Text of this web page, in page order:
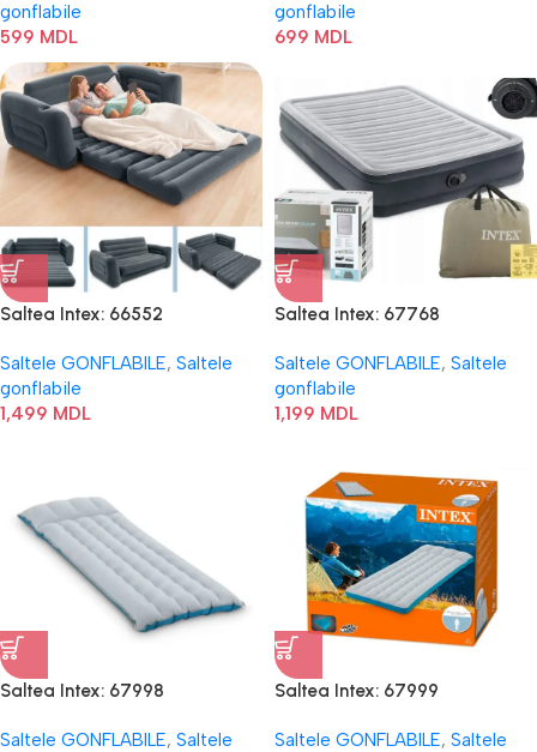
gonflabile
599 MDL
gonflabile
699 MDL
Saltea Intex: 66552
Saltele GONFLABILE, Saltele
gonflabile
1,499 MDL
Saltea Intex: 67768
Saltele GONFLABILE, Saltele
gonflabile
1,199 MDL
Saltea Intex: 67998
Saltele GONFLABILE, Saltele
Saltea Intex: 67999
Saltele GONFLABILE, Saltele